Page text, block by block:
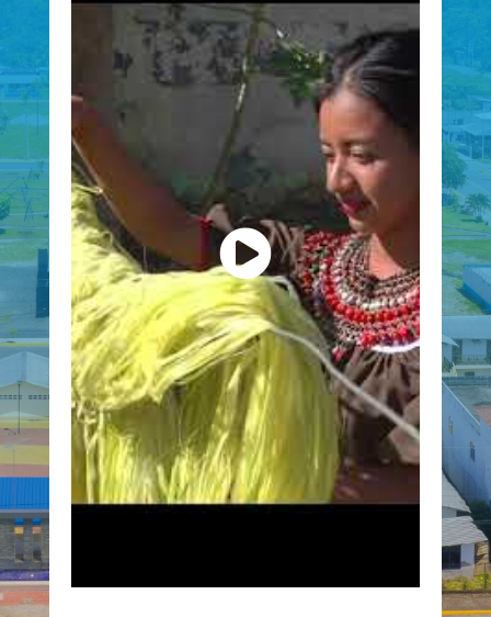
NUESTRA HISTORIA
El origen del nombre de Dureno corresponde a
mezcla de palabras de dos lenguas: Del
terminación «eno», que significa río, mientras que